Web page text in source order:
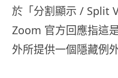
於「分割顯示 / Split
Zoom 官方回應指這
外所提供一個隱藏例